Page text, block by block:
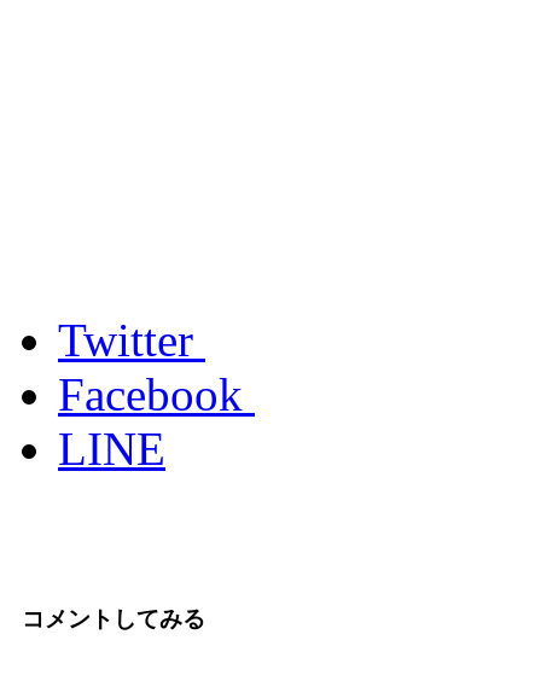
Twitter
Facebook
LINE
コメントしてみる